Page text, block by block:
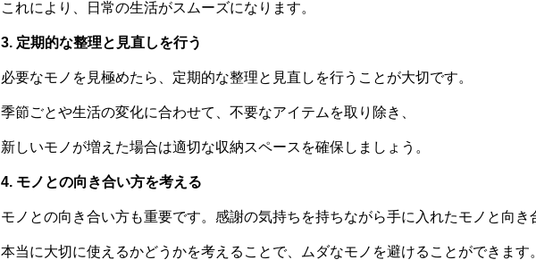
これにより、日常の生活がスムーズになります。
3. 定期的な整理と見直しを行う
必要なモノを見極めたら、定期的な整理と見直しを行うことが大切です。
季節ごとや生活の変化に合わせて、不要なアイテムを取り除き、
新しいモノが増えた場合は適切な収納スペースを確保しましょう。
4. モノとの向き合い方を考える
モノとの向き合い方も重要です。感謝の気持ちを持ちながら手に入れたモノと向き
本当に大切に使えるかどうかを考えることで、ムダなモノを避けることができます